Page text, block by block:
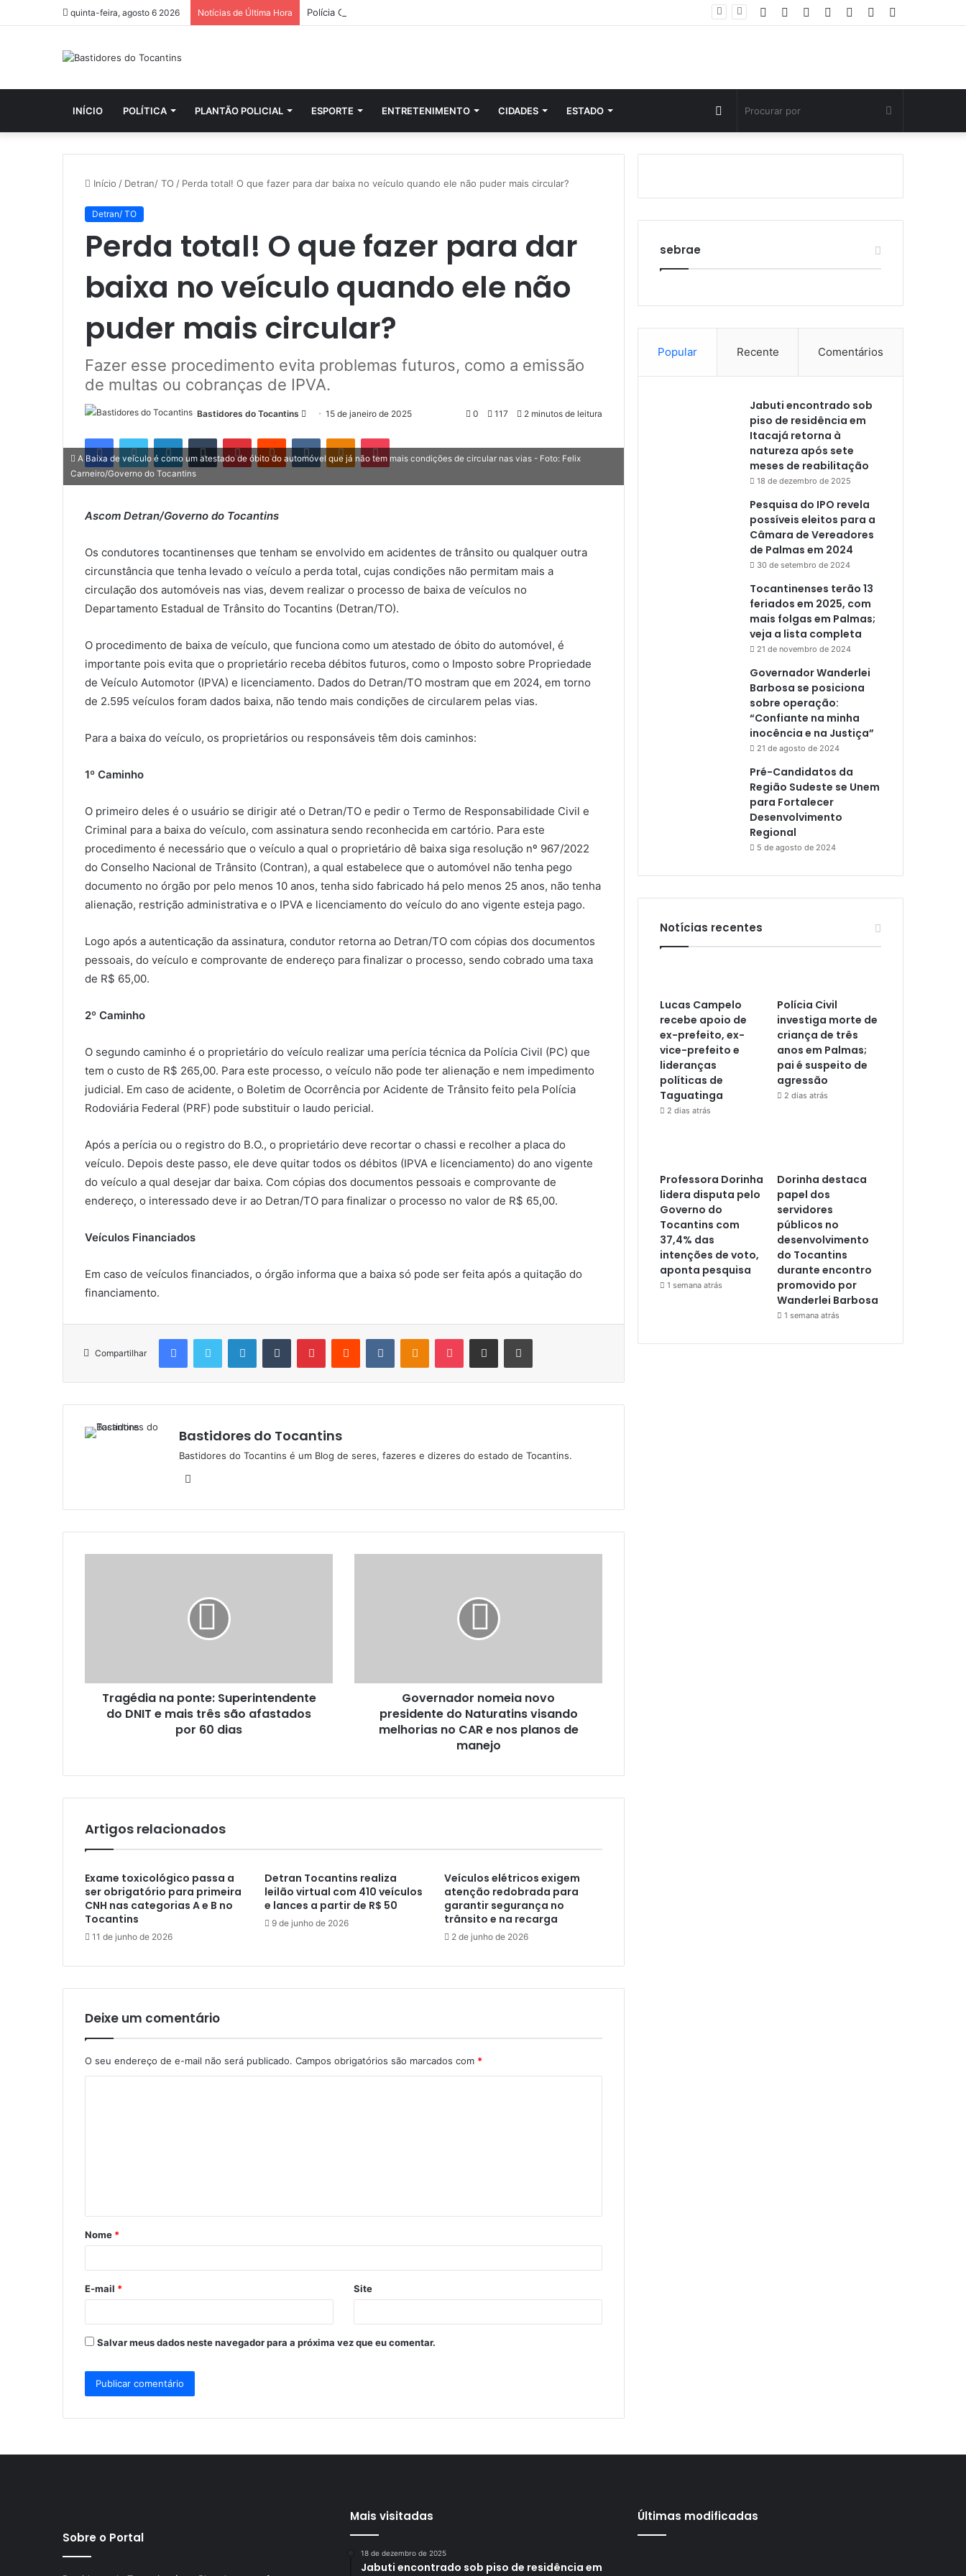
quinta-feira, agosto 6 2026 Notícias de Última Hora
Artigo
Entrar
Instagram
YouTube
Twitter
Facebook
INÍCIO POLÍTICA PLANTÃO POLICIAL ESPORTE ENTRETENIMENTO CIDADES ESTADO
por
Switch
skin
Início / Detran/ TO / Perda total! O que fazer para dar baixa no veículo quando ele não puder mais circular?
Detran/ TO
Perda total! O que fazer para dar
baixa no veículo quando ele não
puder mais circular?
Fazer esse procedimento evita problemas futuros, como a emissão
de multas ou cobranças de IPVA.
Bastidores do Tocantins
n
d
-
m
a
15 de janeiro de 2025 0 117 2 minutos de leitura
A Baixa de veículo é como um atestado de óbito do automóvel que já não tem mais condições de circular nas vias - Foto: Felix
Carneiro/Governo do Tocantins
Ascom Detran/Governo do Tocantins
Os condutores tocantinenses que tenham se envolvido em acidentes de trânsito ou qualquer outra
circunstância que tenha levado o veículo a perda total, cujas condições não permitam mais a
circulação dos automóveis nas vias, devem realizar o processo de baixa de veículos no
Departamento Estadual de Trânsito do Tocantins (Detran/TO).
O procedimento de baixa de veículo, que funciona como um atestado de óbito do automóvel, é
importante pois evita que o proprietário receba débitos futuros, como o Imposto sobre Propriedade
de Veículo Automotor (IPVA) e licenciamento. Dados do Detran/TO mostram que em 2024, em torno
de 2.595 veículos foram dados baixa, não tendo mais condições de circularem pelas vias.
Para a baixa do veículo, os proprietários ou responsáveis têm dois caminhos:
1º Caminho
O primeiro deles é o usuário se dirigir até o Detran/TO e pedir o Termo de Responsabilidade Civil e
Criminal para a baixa do veículo, com assinatura sendo reconhecida em cartório. Para este
procedimento é necessário que o veículo a qual o proprietário dê baixa siga resolução nº 967/2022
do Conselho Nacional de Trânsito (Contran), a qual estabelece que o automóvel não tenha pego
documento no órgão por pelo menos 10 anos, tenha sido fabricado há pelo menos 25 anos, não tenha
alienação, restrição administrativa e o IPVA e licenciamento do veículo do ano vigente esteja pago.
Logo após a autenticação da assinatura, condutor retorna ao Detran/TO com cópias dos documentos
pessoais, do veículo e comprovante de endereço para finalizar o processo, sendo cobrado uma taxa
de R$ 65,00.
2º Caminho
O segundo caminho é o proprietário do veículo realizar uma perícia técnica da Polícia Civil (PC) que
tem o custo de R$ 265,00. Para este processo, o veículo não pode ter alienação e nem impedimento
judicial. Em caso de acidente, o Boletim de Ocorrência por Acidente de Trânsito feito pela Polícia
Rodoviária Federal (PRF) pode substituir o laudo pericial.
Após a perícia ou o registro do B.O., o proprietário deve recortar o chassi e recolher a placa do
veículo. Depois deste passo, ele deve quitar todos os débitos (IPVA e licenciamento) do ano vigente
do veículo a qual desejar dar baixa. Com cópias dos documentos pessoais e comprovante de
endereço, o interessado deve ir ao Detran/TO para finalizar o processo no valor de R$ 65,00.
Veículos Financiados
Em caso de veículos financiados, o órgão informa que a baixa só pode ser feita após a quitação do
financiamento.
Compartilhar
Bastidores do Tocantins
Bastidores do Tocantins é um Blog de seres, fazeres e dizeres do estado de Tocantins.
b
s
Tragédia na ponte: Superintendente
do DNIT e mais três são afastados
por 60 dias
Governador nomeia novo
presidente do Naturatins visando
melhorias no CAR e nos planos de
manejo
Artigos relacionados
Exame toxicológico passa a
ser obrigatório para primeira
CNH nas categorias A e B no
Tocantins
11 de junho de 2026
Detran Tocantins realiza
leilão virtual com 410 veículos
e lances a partir de R$ 50
9 de junho de 2026
Veículos elétricos exigem
atenção redobrada para
garantir segurança no
trânsito e na recarga
2 de junho de 2026
Deixe um comentário
O seu endereço de e-mail não será publicado. Campos obrigatórios são marcados com *
á
r
*
Nome *
E-mail * Site
Salvar meus dados neste navegador para a próxima vez que eu comentar.
sebrae
Popular Recente Comentários
Jabuti encontrado sob
piso de residência em
Itacajá retorna à
natureza após sete
meses de reabilitação
18 de dezembro de 2025
Pesquisa do IPO revela
possíveis eleitos para a
Câmara de Vereadores
de Palmas em 2024
30 de setembro de 2024
Tocantinenses terão 13
feriados em 2025, com
mais folgas em Palmas;
veja a lista completa
21 de novembro de 2024
Governador Wanderlei
Barbosa se posiciona
sobre operação:
“Confiante na minha
inocência e na Justiça”
21 de agosto de 2024
Pré-Candidatos da
Região Sudeste se Unem
para Fortalecer
Desenvolvimento
Regional
5 de agosto de 2024
Notícias recentes
Lucas Campelo
recebe apoio de
ex-prefeito, ex-
vice-prefeito e
lideranças
políticas de
Taguatinga
2 dias atrás
Polícia Civil
investiga morte de
criança de três
anos em Palmas;
pai é suspeito de
agressão
2 dias atrás
Professora Dorinha
lidera disputa pelo
Governo do
Tocantins com
37,4% das
intenções de voto,
aponta pesquisa
1 semana atrás
Dorinha destaca
papel dos
servidores
públicos no
desenvolvimento
do Tocantins
durante encontro
promovido por
Wanderlei Barbosa
1 semana atrás
Sobre o Portal
Mais visitadas
18 de dezembro de 2025
Jabuti encontrado sob piso de residência em
Últimas modificadas